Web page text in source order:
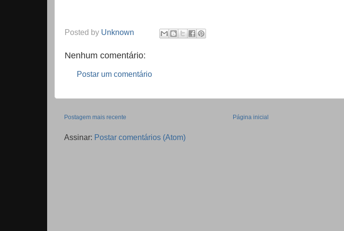
Posted by Unknown
Nenhum comentário:
Postar um comentário
Postagem mais recente Página inicial
Assinar: Postar comentários (Atom)